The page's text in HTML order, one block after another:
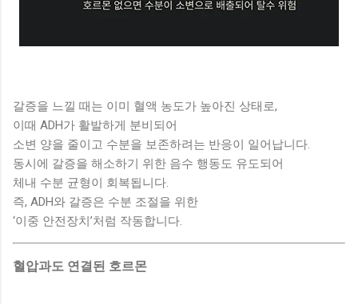
갈증을 느낄 때는 이미 혈액 농도가 높아진 상태로,
이때 ADH가 활발하게 분비되어
소변 양을 줄이고 수분을 보존하려는 반응이 일어납니다.
동시에 갈증을 해소하기 위한 음수 행동도 유도되어
체내 수분 균형이 회복됩니다.
즉, ADH와 갈증은 수분 조절을 위한
‘이중 안전장치’처럼 작동합니다.
혈압과도 연결된 호르몬